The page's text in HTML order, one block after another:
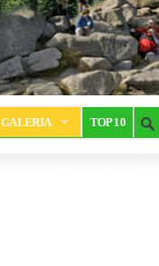
GALERIA TOP 10